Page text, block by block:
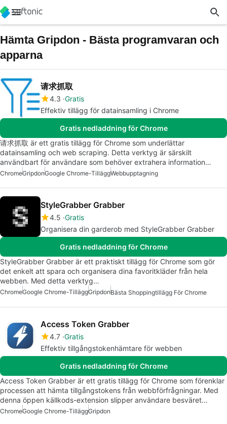
Hämta Gripdon - Bästa programvaran och
apparna
请求抓取
4.3 Gratis
Effektiv tillägg för datainsamling i Chrome
Gratis nedladdning för Chrome
请求抓取 är ett gratis tillägg för Chrome som underlättar
datainsamling och web scraping. Detta verktyg är särskilt
användbart för användare som behöver extrahera information…
ChromeGripdonGoogle Chrome-TilläggWebbupptagning
StyleGrabber Grabber
4.5 Gratis
Organisera din garderob med StyleGrabber Grabber
Gratis nedladdning för Chrome
StyleGrabber Grabber är ett praktiskt tillägg för Chrome som gör
det enkelt att spara och organisera dina favoritkläder från hela
webben. Med detta verktyg…
ChromeGoogle Chrome-TilläggGripdonBästa Shoppingtillägg För Chrome
Access Token Grabber
4.7 Gratis
Effektiv tillgångstokenhämtare för webben
Gratis nedladdning för Chrome
Access Token Grabber är ett gratis tillägg för Chrome som förenklar
processen att hämta tillgångstokens från webbförfrågningar. Med
denna öppen källkods-extension slipper användare besväret…
ChromeGoogle Chrome-TilläggGripdon